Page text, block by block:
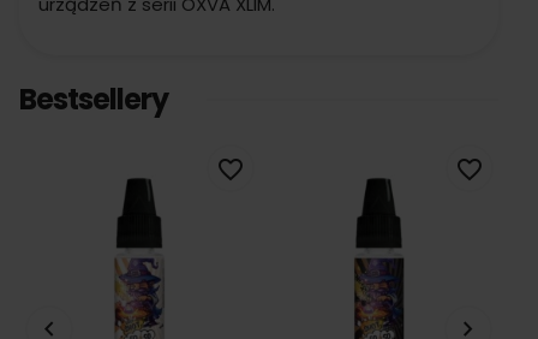
Bestsellery
favorite_border favorite_border
keyboard_arrow_left keyboard_arrow_right